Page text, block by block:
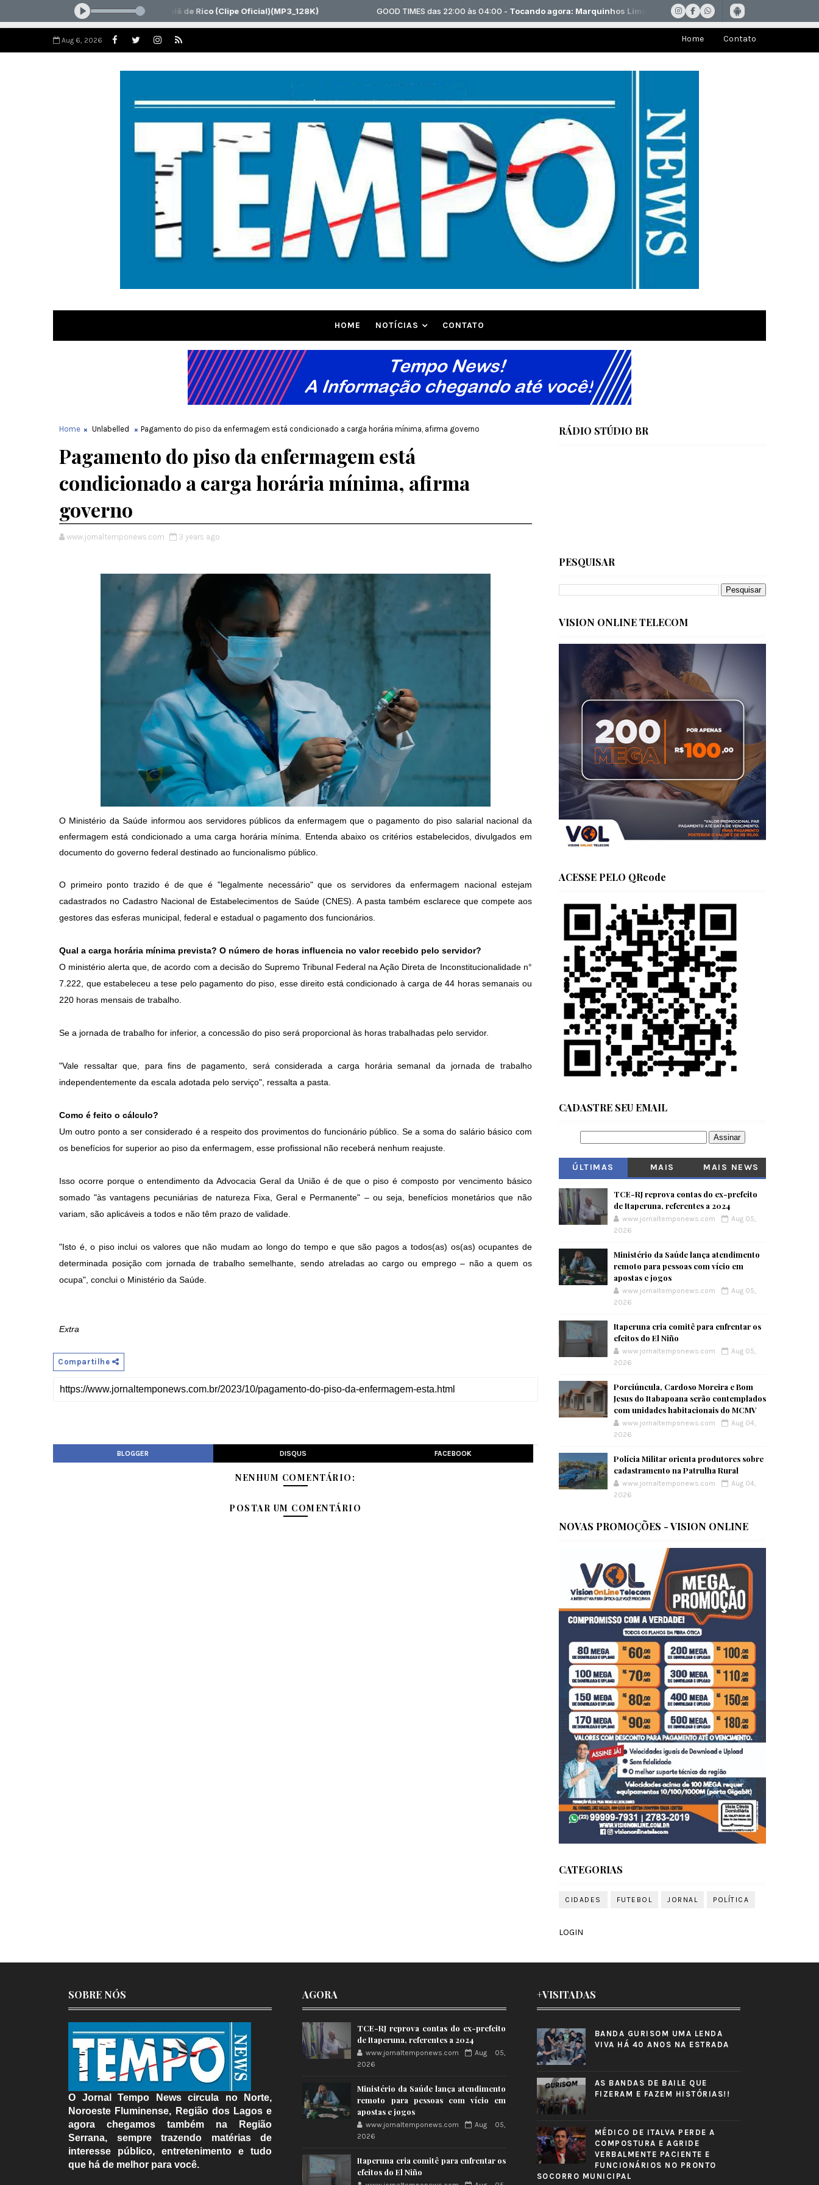
Aug 6, 2026 Home Contato
HOME NOTÍCIAS CONTATO
Home Unlabelled Pagamento do piso da enfermagem está condicionado a carga horária mínima, afirma governo
Pagamento do piso da enfermagem está
condicionado a carga horária mínima, afirma
governo
www.jornaltemponews.com 3 years ago
O Ministério da Saúde informou aos servidores públicos da enfermagem que o pagamento do piso salarial nacional da
enfermagem está condicionado a uma carga horária mínima. Entenda abaixo os critérios estabelecidos, divulgados em
documento do governo federal destinado ao funcionalismo público.
O primeiro ponto trazido é de que é "legalmente necessário" que os servidores da enfermagem nacional estejam
cadastrados no Cadastro Nacional de Estabelecimentos de Saúde (CNES). A pasta também esclarece que compete aos
gestores das esferas municipal, federal e estadual o pagamento dos funcionários.
Qual a carga horária mínima prevista? O número de horas influencia no valor recebido pelo servidor?
O ministério alerta que, de acordo com a decisão do Supremo Tribunal Federal na Ação Direta de Inconstitucionalidade n°
7.222, que estabeleceu a tese pelo pagamento do piso, esse direito está condicionado à carga de 44 horas semanais ou
220 horas mensais de trabalho.
Se a jornada de trabalho for inferior, a concessão do piso será proporcional às horas trabalhadas pelo servidor.
"Vale ressaltar que, para fins de pagamento, será considerada a carga horária semanal da jornada de trabalho
independentemente da escala adotada pelo serviço", ressalta a pasta.
Como é feito o cálculo?
Um outro ponto a ser considerado é a respeito dos provimentos do funcionário público. Se a soma do salário básico com
os benefícios for superior ao piso da enfermagem, esse profissional não receberá nenhum reajuste.
Isso ocorre porque o entendimento da Advocacia Geral da União é de que o piso é composto por vencimento básico
somado "às vantagens pecuniárias de natureza Fixa, Geral e Permanente" – ou seja, benefícios monetários que não
variam, são aplicáveis a todos e não têm prazo de validade.
"Isto é, o piso inclui os valores que não mudam ao longo do tempo e que são pagos a todos(as) os(as) ocupantes de
determinada posição com jornada de trabalho semelhante, sendo atreladas ao cargo ou emprego – não a quem os
ocupa", conclui o Ministério da Saúde.
Extra
Compartilhe
BLOGGER DISQUS FACEBOOK
NENHUM COMENTÁRIO:
POSTAR UM COMENTÁRIO
RÁDIO STÚDIO BR
PESQUISAR
VISION ONLINE TELECOM
ACESSE PELO QRcode
CADASTRE SEU EMAIL
ÚLTIMAS
MAIS
MAIS NEWS
TCE-RJ reprova contas do ex-prefeito
de Itaperuna, referentes a 2024
www.jornaltemponews.com
Aug 05,
2026
Ministério da Saúde lança atendimento
remoto para pessoas com vício em
apostas e jogos
www.jornaltemponews.com
Aug 05,
2026
Itaperuna cria comitê para enfrentar os
efeitos do El Niño
www.jornaltemponews.com
Aug 05,
2026
Porciúncula, Cardoso Moreira e Bom
Jesus do Itabapoana serão contemplados
com unidades habitacionais do MCMV
www.jornaltemponews.com
Aug 04,
2026
Polícia Militar orienta produtores sobre
cadastramento na Patrulha Rural
www.jornaltemponews.com
Aug 04,
2026
NOVAS PROMOÇÕES - VISION ONLINE
CATEGORIAS
CIDADES FUTEBOL JORNAL POLÍTICA
LOGIN
SOBRE NÓS
O Jornal Tempo News circula no Norte,
Noroeste Fluminense, Região dos Lagos e
agora chegamos também na Região
Serrana, sempre trazendo matérias de
interesse público, entretenimento e tudo
que há de melhor para você.
AGORA
TCE-RJ reprova contas do ex-prefeito
de Itaperuna, referentes a 2024
www.jornaltemponews.com
Aug 05,
2026
Ministério da Saúde lança atendimento
remoto para pessoas com vício em
apostas e jogos
www.jornaltemponews.com
Aug 05,
2026
Itaperuna cria comitê para enfrentar os
efeitos do El Niño
+VISITADAS
BANDA GURISOM UMA LENDA
VIVA HÁ 40 ANOS NA ESTRADA
AS BANDAS DE BAILE QUE
FIZERAM E FAZEM HISTÓRIAS!!
MÉDICO DE ITALVA PERDE A
COMPOSTURA E AGRIDE
VERBALMENTE PACIENTE E
FUNCIONÁRIOS NO PRONTO
SOCORRO MUNICIPAL